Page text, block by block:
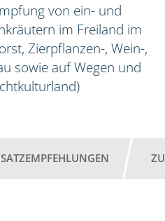
von ein- und
im Freiland im
Zierpflanzen-, Wein-,
sowie auf Wegen und